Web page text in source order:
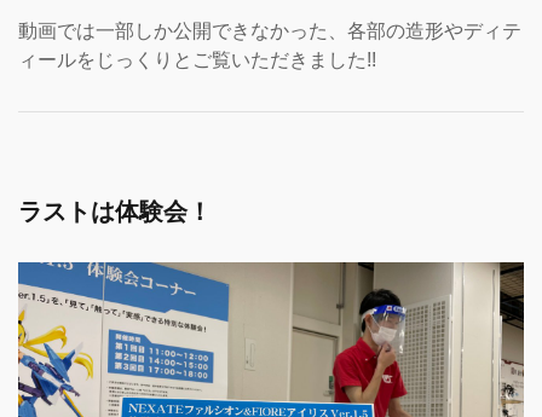
動画では一部しか公開できなかった、各部の造形やディテ
ィールをじっくりとご覧いただきました!!
ラストは体験会！